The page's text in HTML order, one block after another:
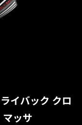
イバック クロ
ッサ